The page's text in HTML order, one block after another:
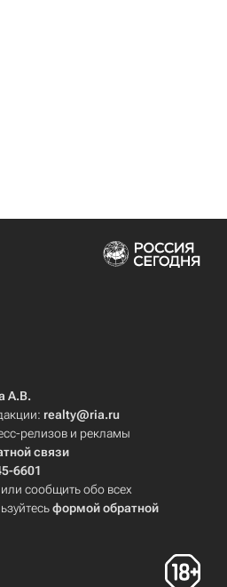
А.В.
realty@ria.ru
релизов и рекламы
связи
6601
сообщить обо всех
формой обратной